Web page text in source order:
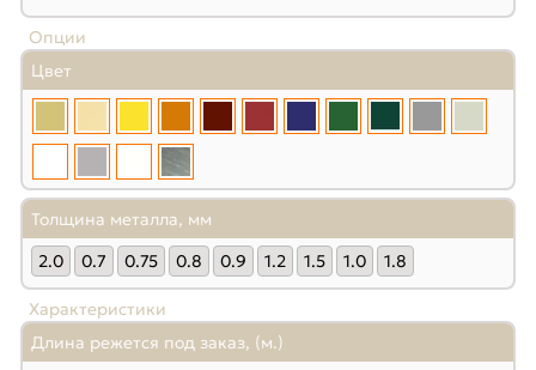
Опции
Цвет
Толщина металла, мм
2.0
0.7 0.75 0.8 0.9 1.2 1.5 1.0 1.8
Характеристики
Длина режется под заказ, (м.)